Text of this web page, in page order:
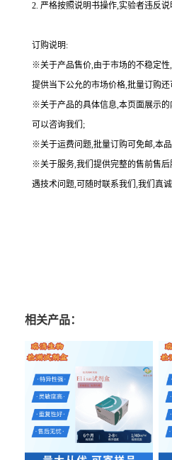
2. 严格按照说明书操作,实验者违反说
订购说明:
※关于产品售价,由于市场的不稳定
提供当下公允的市场价格,批量订购
※关于产品的具体信息,本页面展示
可以咨询我们;
※关于运费问题,批量订购可免邮,本
※关于服务,我们提供完整的售前售
遇技术问题,可随时联系我们,我们真诚
相关产品：